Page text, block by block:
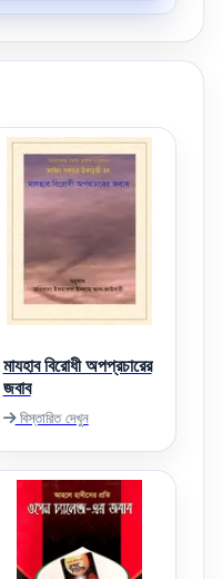
মাযহাব বিরোধী অপপ্রচারের
জবাব
বিস্তারিত দেখুন